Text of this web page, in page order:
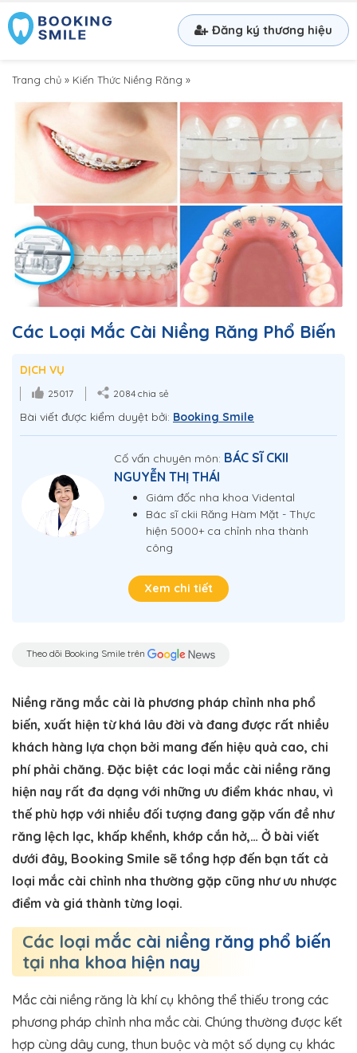
Đăng ký thương hiệu
Trang chủ » Kiến Thức Niềng Răng »
Các Loại Mắc Cài Niềng Răng Phổ Biến
DỊCH VỤ
25017 2084 chia sẻ
Bài viết được kiểm duyệt bởi: Booking Smile
Cố vấn chuyên môn: BÁC SĨ CKII
NGUYỄN THỊ THÁI
Giám đốc nha khoa Vidental
Bác sĩ ckii Răng Hàm Mặt - Thực
hiện 5000+ ca chỉnh nha thành
công
Xem chi tiết
Theo dõi Booking Smile trên
Niềng răng mắc cài là phương pháp chỉnh nha phổ
biến, xuất hiện từ khá lâu đời và đang được rất nhiều
khách hàng lựa chọn bởi mang đến hiệu quả cao, chi
phí phải chăng. Đặc biệt các loại mắc cài niềng răng
hiện nay rất đa dạng với những ưu điểm khác nhau, vì
thế phù hợp với nhiều đối tượng đang gặp vấn đề như
răng lệch lạc, khấp khểnh, khớp cắn hở,… Ở bài viết
dưới đây, Booking Smile sẽ tổng hợp đến bạn tất cả
loại mắc cài chỉnh nha thường gặp cũng như ưu nhược
điểm và giá thành từng loại.
Các loại mắc cài niềng răng phổ biến
tại nha khoa hiện nay
Mắc cài niềng răng là khí cụ không thể thiếu trong các
phương pháp chỉnh nha mắc cài. Chúng thường được kết
hợp cùng dây cung, thun buộc và một số dụng cụ khác